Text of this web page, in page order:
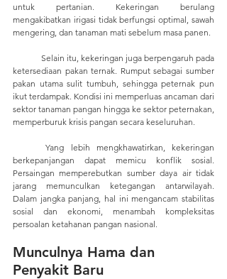
untuk pertanian. Kekeringan berulang
mengakibatkan irigasi tidak berfungsi optimal, sawah
mengering, dan tanaman mati sebelum masa panen.
ketersediaan pakan ternak. Rumput sebagai sumber
pakan utama sulit tumbuh, sehingga peternak pun
ikut terdampak. Kondisi ini memperluas ancaman dari
sektor tanaman pangan hingga ke sektor peternakan,
memperburuk krisis pangan secara keseluruhan.
	Yang lebih mengkhawatirkan, kekeringan
berkepanjangan dapat memicu konflik sosial.
Persaingan memperebutkan sumber daya air tidak
jarang memunculkan ketegangan antarwilayah.
Dalam jangka panjang, hal ini mengancam stabilitas
sosial dan ekonomi, menambah kompleksitas
persoalan ketahanan pangan nasional.
Munculnya Hama dan
Penyakit Baru